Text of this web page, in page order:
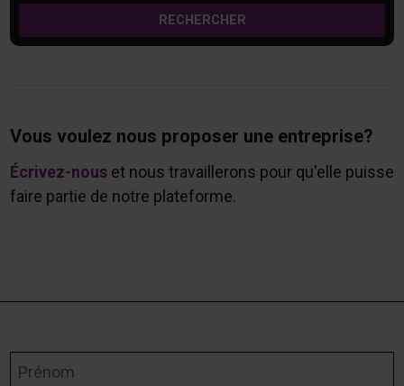
RECHERCHER
Vous voulez nous proposer une entreprise?
Écrivez-nouset nous travaillerons pour qu'elle puisse
faire partie de notre plateforme.